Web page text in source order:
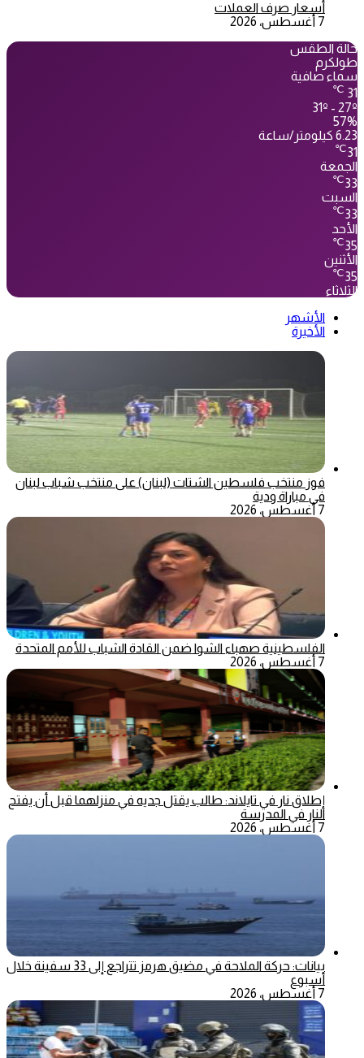
أسعار صرف العملات
7 أغسطس، 2026
حالة الطقس
طولكرم
سماء صافية
31
℃
31º - 27º
57%
6.23 كيلومتر/ساعة
31
℃
الجمعة
33
℃
السبت
33
℃
الأحد
35
℃
الأثنين
35
℃
الثلاثاء
الأشهر
الأخيرة
فوز منتخب فلسطين الشتات (لبنان) على منتخب شباب لبنان
في مباراة ودية
7 أغسطس، 2026
الفلسطينية صهباء الشوا ضمن القادة الشباب للأمم المتحدة
7 أغسطس، 2026
إطلاق نار في تايلاند: طالب يقتل جديه في منزلهما قبل أن يفتح
النار في المدرسة
7 أغسطس، 2026
بيانات: حركة الملاحة في مضيق هرمز تتراجع إلى 33 سفينة خلال
أسبوع
7 أغسطس، 2026